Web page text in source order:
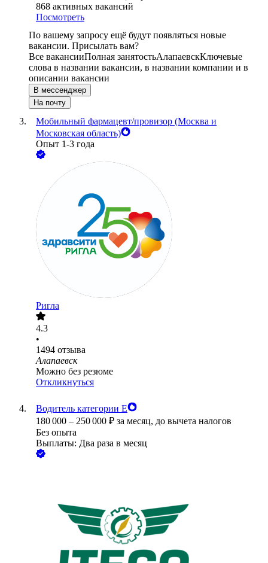
868 активных вакансий
Посмотреть
По вашему запросу ещё будут появляться новые
вакансии. Присылать вам?
Все вакансииПолная занятостьАлапаевскКлючевые
слова в названии вакансии, в названии компании и в
описании вакансии
В мессенджер
На почту
Мобильный фармацевт/провизор (Москва и
Московская область)
Опыт 1-3 года
Ригла
4.3
•
1494 отзыва
Алапаевск
Можно без резюме
Откликнуться
Водитель категории Е
180 000 – 250 000 ₽ за месяц, до вычета налогов
Без опыта
Выплаты: Два раза в месяц